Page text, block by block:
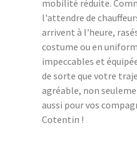
mobilité réduite.
l'attendre de
arrivent à l'heure,
costume ou en
impeccables et
de sorte que votre
agréable, non
aussi pour vos
Cotentin !